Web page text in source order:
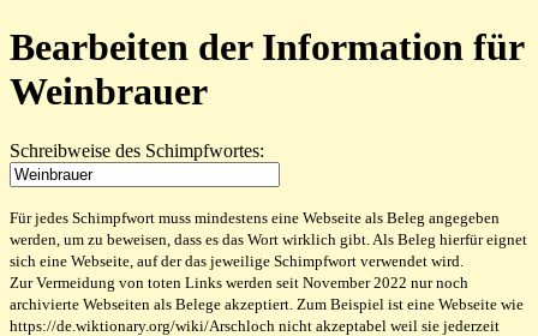
Bearbeiten der Information für
Weinbrauer
Schreibweise des Schimpfwortes:
Für jedes Schimpfwort muss mindestens eine Webseite als Beleg angegeben
werden, um zu beweisen, dass es das Wort wirklich gibt. Als Beleg hierfür eignet
sich eine Webseite, auf der das jeweilige Schimpfwort verwendet wird.
Zur Vermeidung von toten Links werden seit November 2022 nur noch
archivierte Webseiten als Belege akzeptiert. Zum Beispiel ist eine Webseite wie
https://de.wiktionary.org/wiki/Arschloch nicht akzeptabel weil sie jederzeit